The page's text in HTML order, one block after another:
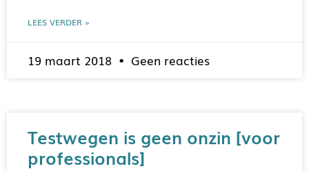
LEES VERDER »
19 maart 2018 Geen reacties
Testwegen is geen onzin [voor
professionals]